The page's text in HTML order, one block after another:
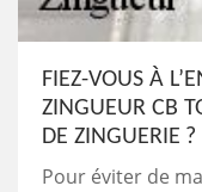
FIEZ-VOUS À
ZINGUEUR CB
DE ZINGUERIE ?
Pour éviter de